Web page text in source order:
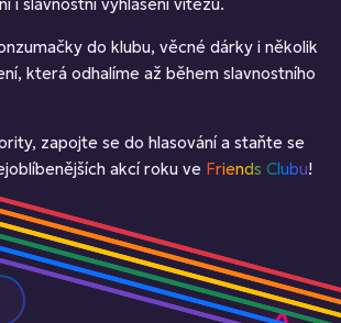
do klubu, věcné dárky i několik
která odhalíme až během slavnostního
zapojte se do hlasování a staňte se
akcí roku ve Friends Clubu!